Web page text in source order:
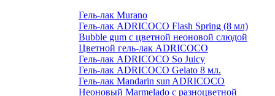
Гель-лак Murano
Гель-лак ADRICOCO Flash Spring (8 мл)
Bubble gum с цветной неоновой слюдой
Цветной гель-лак ADRICOCO
Гель-лак ADRICOCO So Juicy
Гель-лак ADRICOCO Gelato 8 мл.
Гель-лак Mandarin sun ADRICOCO
Неоновый Marmelado с разноцветной